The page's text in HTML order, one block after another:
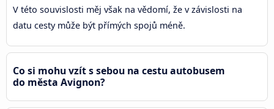
V této souvislosti měj však na vědomí, že v závislosti na
datu cesty může být přímých spojů méně.
Co si mohu vzít s sebou na cestu autobusem
do města Avignon?